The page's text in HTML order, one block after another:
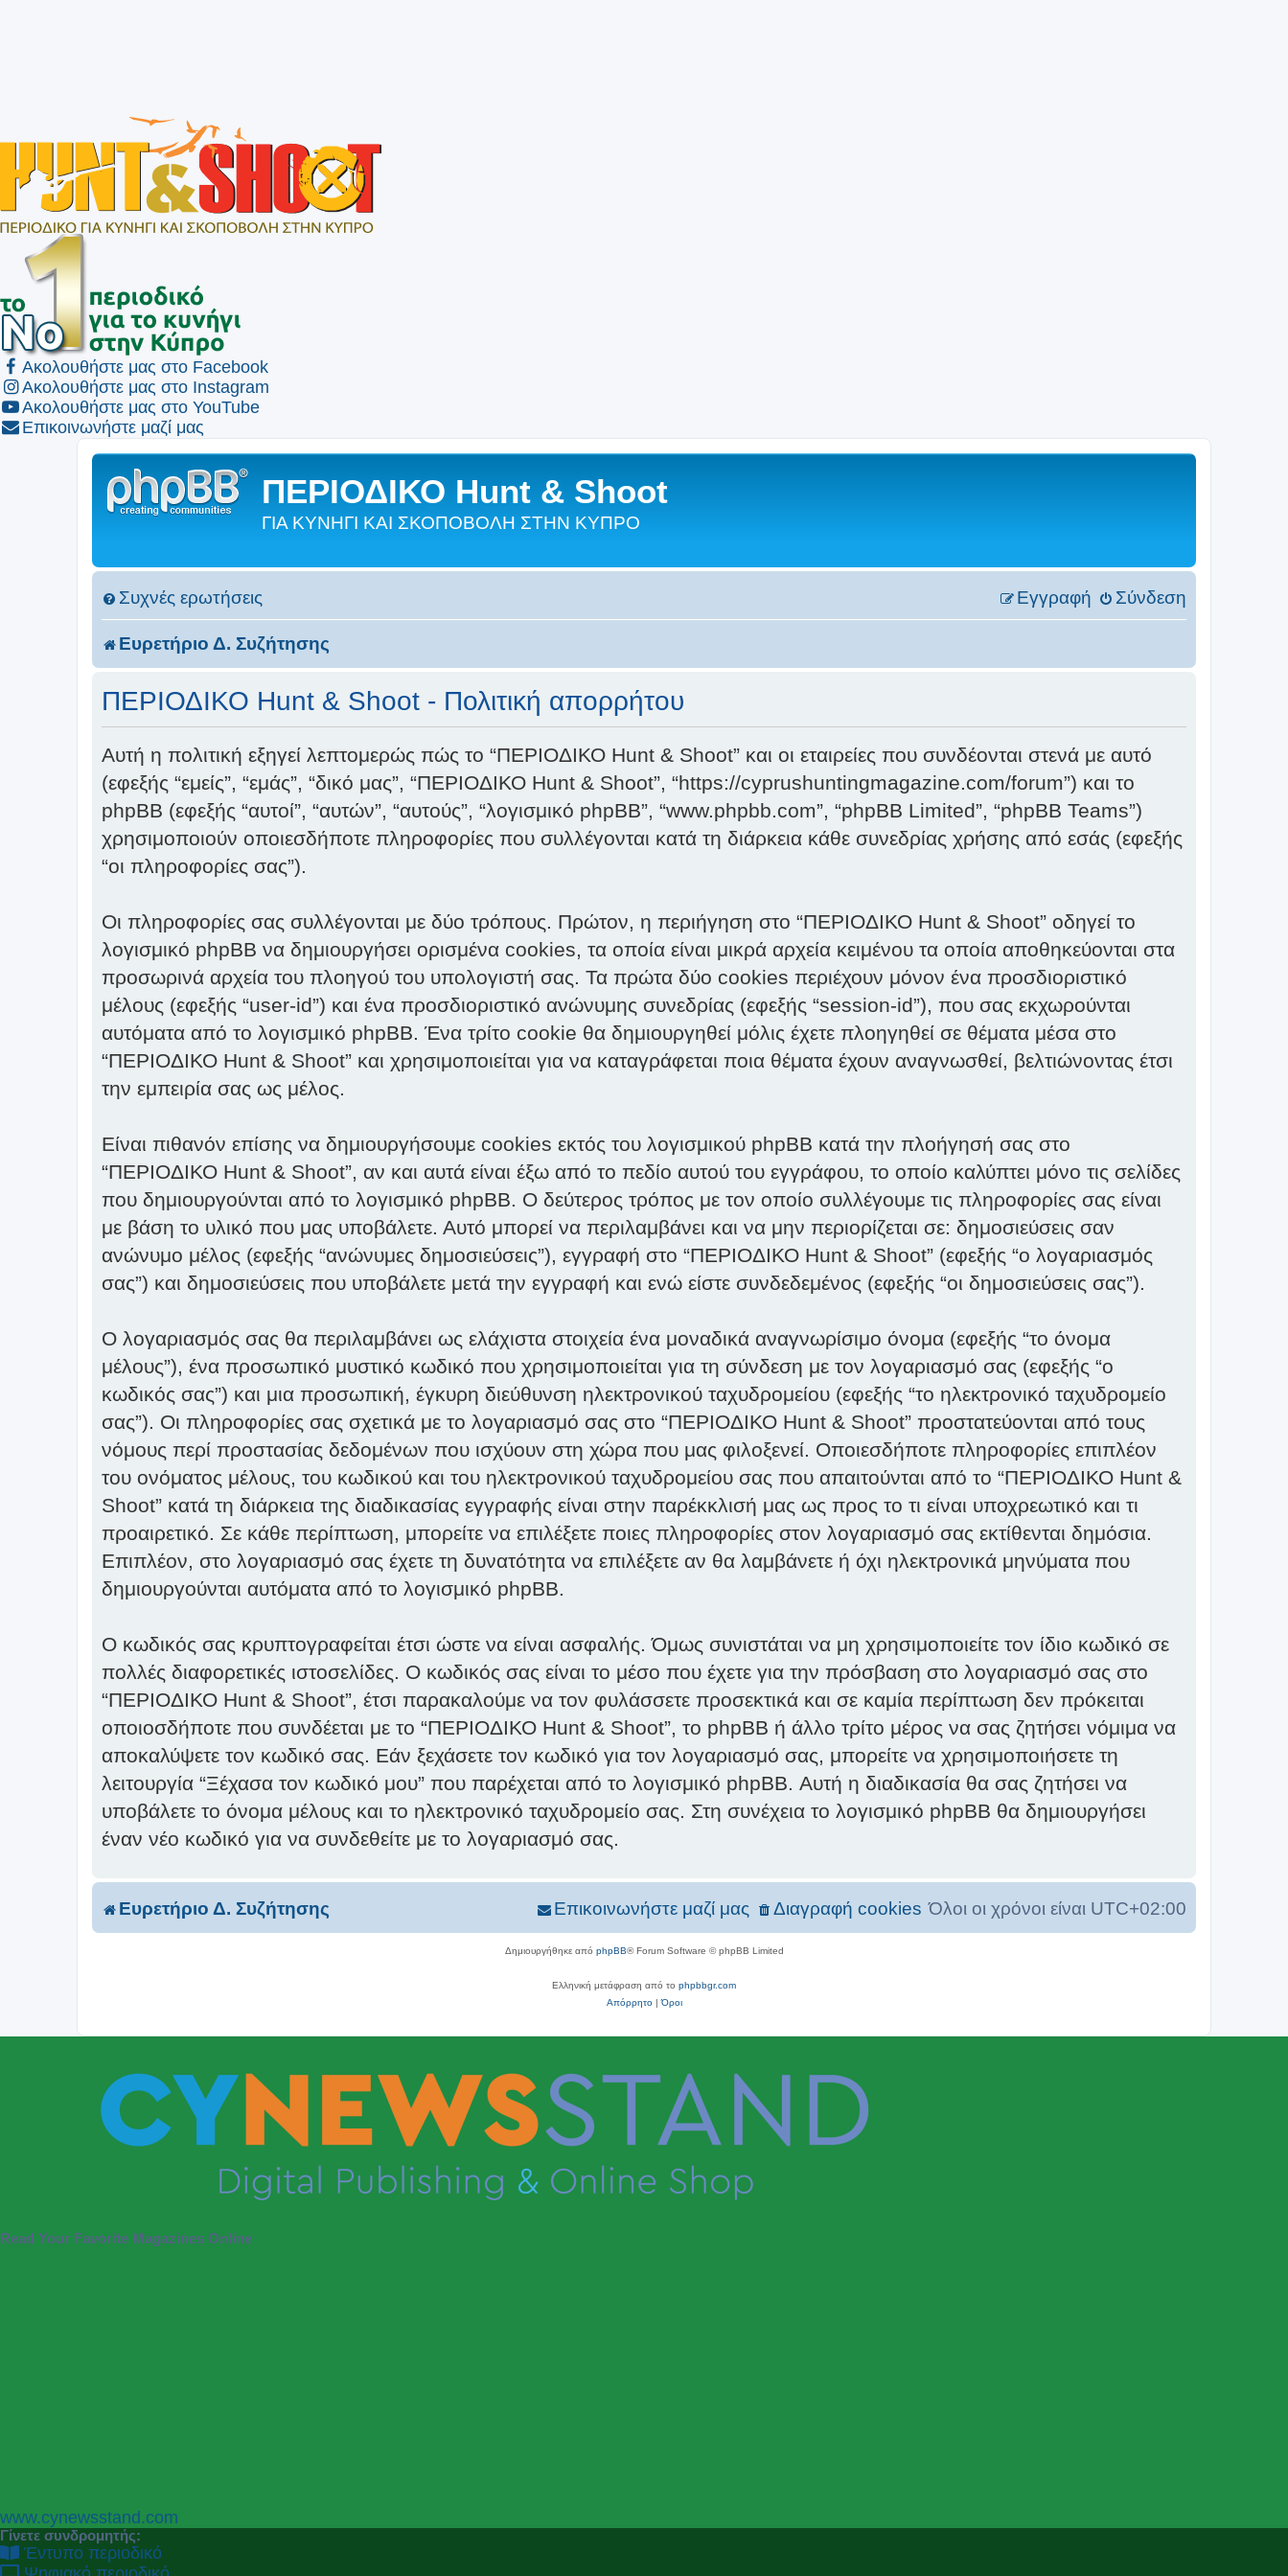
Ακολουθήστε μας στο Facebook
Ακολουθήστε μας στο Instagram
Ακολουθήστε μας στο YouTube
Επικοινωνήστε μαζί μας
ΠΕΡΙΟΔΙΚΟ Hunt & Shoot
ΓΙΑ ΚΥΝΗΓΙ ΚΑΙ ΣΚΟΠΟΒΟΛΗ ΣΤΗΝ ΚΥΠΡΟ
Συχνές ερωτήσεις Σύνδεση
Εγγραφή
Ευρετήριο Δ. Συζήτησης
ΠΕΡΙΟΔΙΚΟ Hunt & Shoot - Πολιτική απορρήτου
Αυτή η πολιτική εξηγεί λεπτομερώς πώς το “ΠΕΡΙΟΔΙΚΟ Hunt & Shoot” και οι εταιρείες που συνδέονται στενά με αυτό
(εφεξής “εμείς”, “εμάς”, “δικό μας”, “ΠΕΡΙΟΔΙΚΟ Hunt & Shoot”, “https://cyprushuntingmagazine.com/forum”) και το
phpBB (εφεξής “αυτοί”, “αυτών”, “αυτούς”, “λογισμικό phpBB”, “www.phpbb.com”, “phpBB Limited”, “phpBB Teams”)
χρησιμοποιούν οποιεσδήποτε πληροφορίες που συλλέγονται κατά τη διάρκεια κάθε συνεδρίας χρήσης από εσάς (εφεξής
“οι πληροφορίες σας”).
Οι πληροφορίες σας συλλέγονται με δύο τρόπους. Πρώτον, η περιήγηση στο “ΠΕΡΙΟΔΙΚΟ Hunt & Shoot” οδηγεί το
λογισμικό phpBB να δημιουργήσει ορισμένα cookies, τα οποία είναι μικρά αρχεία κειμένου τα οποία αποθηκεύονται στα
προσωρινά αρχεία του πλοηγού του υπολογιστή σας. Τα πρώτα δύο cookies περιέχουν μόνον ένα προσδιοριστικό
μέλους (εφεξής “user-id”) και ένα προσδιοριστικό ανώνυμης συνεδρίας (εφεξής “session-id”), που σας εκχωρούνται
αυτόματα από το λογισμικό phpBB. Ένα τρίτο cookie θα δημιουργηθεί μόλις έχετε πλοηγηθεί σε θέματα μέσα στο
“ΠΕΡΙΟΔΙΚΟ Hunt & Shoot” και χρησιμοποιείται για να καταγράφεται ποια θέματα έχουν αναγνωσθεί, βελτιώνοντας έτσι
την εμπειρία σας ως μέλος.
Είναι πιθανόν επίσης να δημιουργήσουμε cookies εκτός του λογισμικού phpBB κατά την πλοήγησή σας στο
“ΠΕΡΙΟΔΙΚΟ Hunt & Shoot”, αν και αυτά είναι έξω από το πεδίο αυτού του εγγράφου, το οποίο καλύπτει μόνο τις σελίδες
που δημιουργούνται από το λογισμικό phpBB. Ο δεύτερος τρόπος με τον οποίο συλλέγουμε τις πληροφορίες σας είναι
με βάση το υλικό που μας υποβάλετε. Αυτό μπορεί να περιλαμβάνει και να μην περιορίζεται σε: δημοσιεύσεις σαν
ανώνυμο μέλος (εφεξής “ανώνυμες δημοσιεύσεις”), εγγραφή στο “ΠΕΡΙΟΔΙΚΟ Hunt & Shoot” (εφεξής “ο λογαριασμός
σας”) και δημοσιεύσεις που υποβάλετε μετά την εγγραφή και ενώ είστε συνδεδεμένος (εφεξής “οι δημοσιεύσεις σας”).
Ο λογαριασμός σας θα περιλαμβάνει ως ελάχιστα στοιχεία ένα μοναδικά αναγνωρίσιμο όνομα (εφεξής “το όνομα
μέλους”), ένα προσωπικό μυστικό κωδικό που χρησιμοποιείται για τη σύνδεση με τον λογαριασμό σας (εφεξής “ο
κωδικός σας”) και μια προσωπική, έγκυρη διεύθυνση ηλεκτρονικού ταχυδρομείου (εφεξής “το ηλεκτρονικό ταχυδρομείο
σας”). Οι πληροφορίες σας σχετικά με το λογαριασμό σας στο “ΠΕΡΙΟΔΙΚΟ Hunt & Shoot” προστατεύονται από τους
νόμους περί προστασίας δεδομένων που ισχύουν στη χώρα που μας φιλοξενεί. Οποιεσδήποτε πληροφορίες επιπλέον
του ονόματος μέλους, του κωδικού και του ηλεκτρονικού ταχυδρομείου σας που απαιτούνται από το “ΠΕΡΙΟΔΙΚΟ Hunt &
Shoot” κατά τη διάρκεια της διαδικασίας εγγραφής είναι στην παρέκκλισή μας ως προς το τι είναι υποχρεωτικό και τι
προαιρετικό. Σε κάθε περίπτωση, μπορείτε να επιλέξετε ποιες πληροφορίες στον λογαριασμό σας εκτίθενται δημόσια.
Επιπλέον, στο λογαριασμό σας έχετε τη δυνατότητα να επιλέξετε αν θα λαμβάνετε ή όχι ηλεκτρονικά μηνύματα που
δημιουργούνται αυτόματα από το λογισμικό phpBB.
Ο κωδικός σας κρυπτογραφείται έτσι ώστε να είναι ασφαλής. Όμως συνιστάται να μη χρησιμοποιείτε τον ίδιο κωδικό σε
πολλές διαφορετικές ιστοσελίδες. Ο κωδικός σας είναι το μέσο που έχετε για την πρόσβαση στο λογαριασμό σας στο
“ΠΕΡΙΟΔΙΚΟ Hunt & Shoot”, έτσι παρακαλούμε να τον φυλάσσετε προσεκτικά και σε καμία περίπτωση δεν πρόκειται
οποιοσδήποτε που συνδέεται με το “ΠΕΡΙΟΔΙΚΟ Hunt & Shoot”, το phpBB ή άλλο τρίτο μέρος να σας ζητήσει νόμιμα να
αποκαλύψετε τον κωδικό σας. Εάν ξεχάσετε τον κωδικό για τον λογαριασμό σας, μπορείτε να χρησιμοποιήσετε τη
λειτουργία “Ξέχασα τον κωδικό μου” που παρέχεται από το λογισμικό phpBB. Αυτή η διαδικασία θα σας ζητήσει να
υποβάλετε το όνομα μέλους και το ηλεκτρονικό ταχυδρομείο σας. Στη συνέχεια το λογισμικό phpBB θα δημιουργήσει
έναν νέο κωδικό για να συνδεθείτε με το λογαριασμό σας.
Ευρετήριο Δ. Συζήτησης Όλοι οι χρόνοι είναι UTC+02:00
Διαγραφή cookies
Επικοινωνήστε μαζί μας
Δημιουργήθηκε από phpBB® Forum Software © phpBB Limited
Ελληνική μετάφραση από το phpbbgr.com
Απόρρητο|Όροι
Read Your Favorite Magazines Online
P
r
e
N
e
x
www.cynewsstand.com
Γίνετε συνδρομητής:
Έντυπο περιοδικό